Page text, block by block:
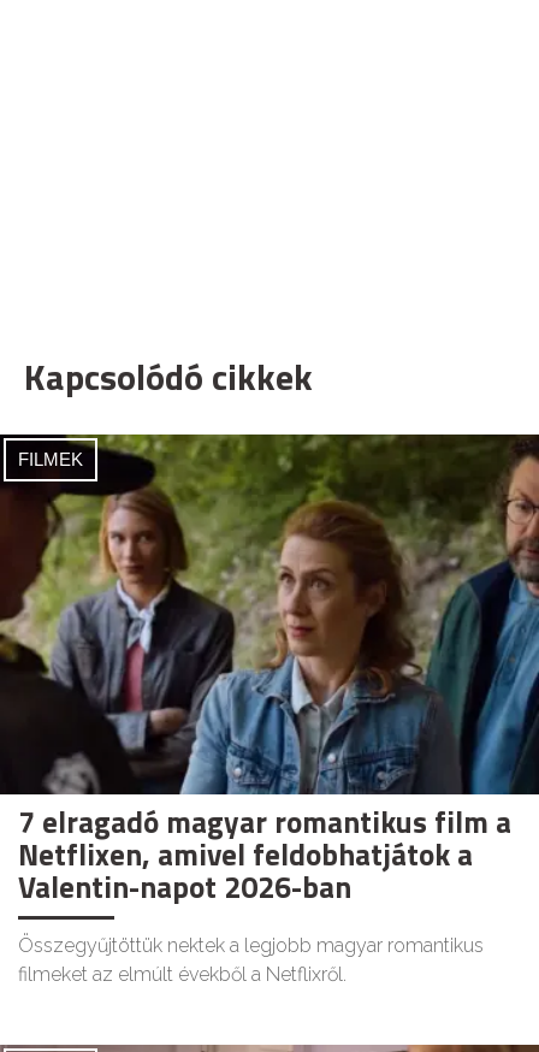
Kapcsolódó cikkek
FILMEK
7 elragadó magyar romantikus film a
Netflixen, amivel feldobhatjátok a
Valentin-napot 2026-ban
Összegyűjtöttük nektek a legjobb magyar romantikus
filmeket az elmúlt évekből a Netflixről.